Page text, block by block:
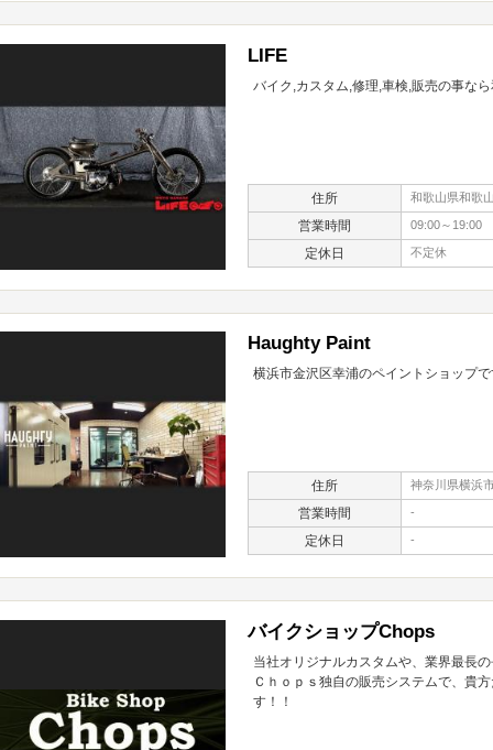
LIFE
バイク,カスタム,修理,車検,販売の事な
住所 和歌山県和歌
営業時間 09:00～19:00
定休日 不定休
Haughty Paint
横浜市金沢区幸浦のペイントショップで
住所 神奈川県横浜
営業時間 -
定休日 -
バイクショップChops
当社オリジナルカスタムや、業界最長
Ｃｈｏｐｓ独自の販売システムで、貴
す！！